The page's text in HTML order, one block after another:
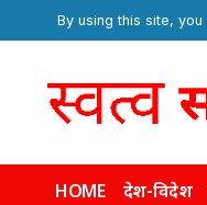
By using this site,
HOME देश-विदेश